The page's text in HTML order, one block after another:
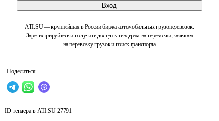
Вход
ATI.SU — крупнейшая в России биржа автомобильных грузоперевозок.
Зарегистрируйтесь и получите доступ к тендерам на перевозки, заявкам
на перевозку грузов и поиск транспорта
Поделиться
ID тендера в ATI.SU 27791